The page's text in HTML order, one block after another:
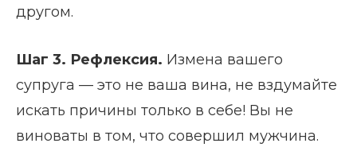
другом.
Шаг 3. Рефлексия. Измена вашего
супруга — это не ваша вина, не вздумайте
искать причины только в себе! Вы не
виноваты в том, что совершил мужчина.